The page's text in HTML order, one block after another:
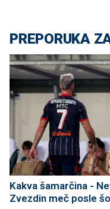
PREPORUKA
Kakva šamarčina -
Zvezdin meč posle